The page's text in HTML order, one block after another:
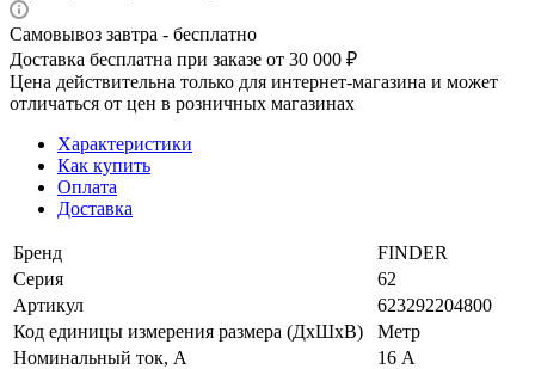
Самовывоз завтра - бесплатно
Доставка бесплатна при заказе от 30 000 ₽
Цена действительна только для интернет-магазина и может
отличаться от цен в розничных магазинах
Характеристики
Как купить
Оплата
Доставка
Бренд
FINDER
Серия
62
Артикул
623292204800
Код единицы измерения размера (ДхШхВ)
Метр
Номинальный ток, А
16 А